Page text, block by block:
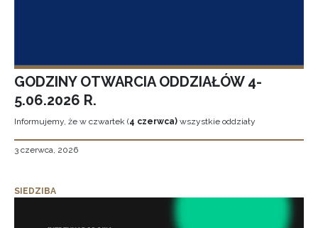
GODZINY OTWARCIA ODDZIAŁÓW 4-
5.06.2026 R.
Informujemy, że w czwartek (4 czerwca) wszystkie oddziały
3 czerwca, 2026
SIEDZIBA